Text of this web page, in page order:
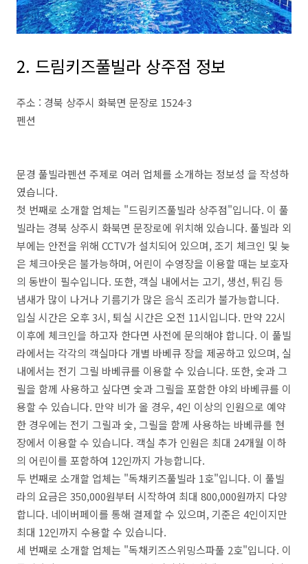
2. 드림키즈풀빌라 상주점 정보
주소 : 경북 상주시 화북면 문장로 1524-3
펜션
문경 풀빌라펜션 주제로 여러 업체를 소개하는 정보성 을 작성하
였습니다.
첫 번째로 소개할 업체는 "드림키즈풀빌라 상주점"입니다. 이 풀
빌라는 경북 상주시 화북면 문장로에 위치해 있습니다. 풀빌라 외
부에는 안전을 위해 CCTV가 설치되어 있으며, 조기 체크인 및 늦
은 체크아웃은 불가능하며, 어린이 수영장을 이용할 때는 보호자
의 동반이 필수입니다. 또한, 객실 내에서는 고기, 생선, 튀김 등
냄새가 많이 나거나 기름기가 많은 음식 조리가 불가능합니다.
입실 시간은 오후 3시, 퇴실 시간은 오전 11시입니다. 만약 22시
이후에 체크인을 하고자 한다면 사전에 문의해야 합니다. 이 풀빌
라에서는 각각의 객실마다 개별 바베큐 장을 제공하고 있으며, 실
내에서는 전기 그릴 바베큐를 이용할 수 있습니다. 또한, 숯과 그
릴을 함께 사용하고 싶다면 숯과 그릴을 포함한 야외 바베큐를 이
용할 수 있습니다. 만약 비가 올 경우, 4인 이상의 인원으로 예약
한 경우에는 전기 그릴과 숯, 그릴을 함께 사용하는 바베큐를 현
장에서 이용할 수 있습니다. 객실 추가 인원은 최대 24개월 이하
의 어린이를 포함하여 12인까지 가능합니다.
두 번째로 소개할 업체는 "독채키즈풀빌라 1호"입니다. 이 풀빌
라의 요금은 350,000원부터 시작하여 최대 800,000원까지 다양
합니다. 네이버페이를 통해 결제할 수 있으며, 기준은 4인이지만
최대 12인까지 수용할 수 있습니다.
세 번째로 소개할 업체는 "독채키즈스위밍스파풀 2호"입니다. 이